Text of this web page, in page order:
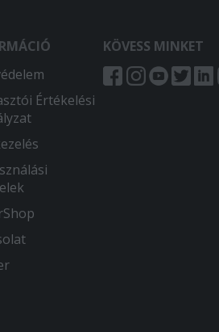
Értékelési
KÖVESS MINKET